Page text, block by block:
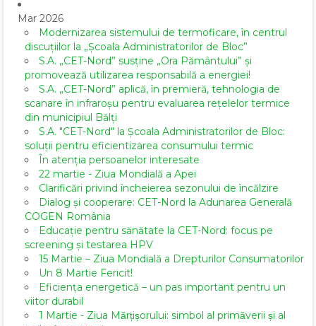
Mar 2026
Modernizarea sistemului de termoficare, în centrul
discuțiilor la „Școala Administratorilor de Bloc”
S.A. „CET-Nord” susține „Ora Pământului” și
promovează utilizarea responsabilă a energiei!
S.A. „CET-Nord” aplică, în premieră, tehnologia de
scanare în infraroșu pentru evaluarea rețelelor termice
din municipiul Bălți
S.A. "CET-Nord" la Școala Administratorilor de Bloc:
soluții pentru eficientizarea consumului termic
În atenția persoanelor interesate
22 martie - Ziua Mondială a Apei
Clarificări privind încheierea sezonului de încălzire
Dialog și cooperare: CET-Nord la Adunarea Generală
COGEN România
Educație pentru sănătate la CET-Nord: focus pe
screening și testarea HPV
15 Martie – Ziua Mondială a Drepturilor Consumatorilor
Un 8 Martie Fericit!
Eficiența energetică – un pas important pentru un
viitor durabil
1 Martie - Ziua Mărțișorului: simbol al primăverii și al